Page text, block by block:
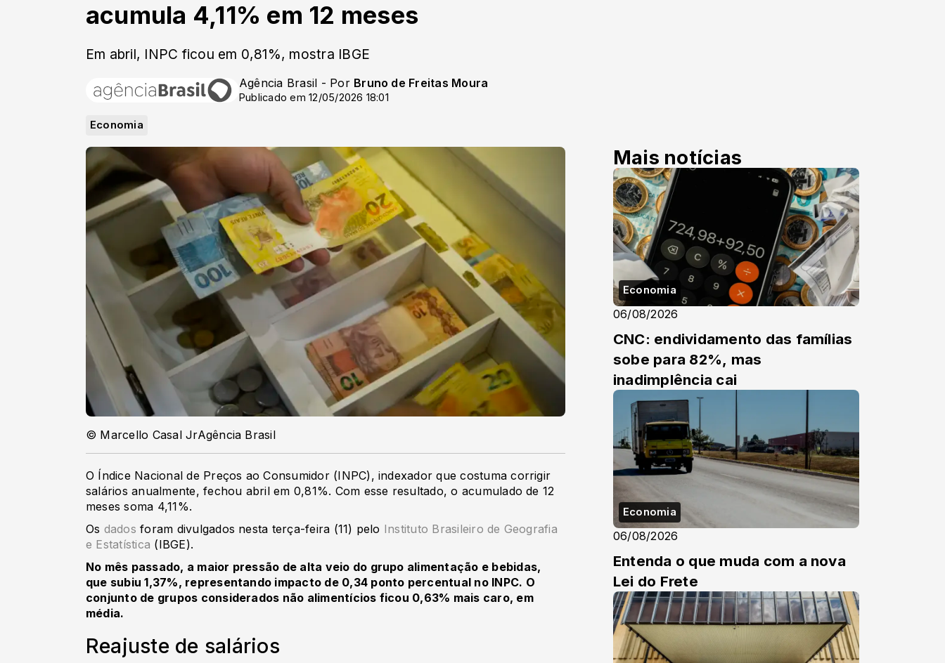
acumula 4,11% em 12 meses
Em abril, INPC ficou em 0,81%, mostra IBGE
Agência Brasil - Por Bruno de Freitas Moura
Publicado em 12/05/2026 18:01
Economia
© Marcello Casal JrAgência Brasil
O Índice Nacional de Preços ao Consumidor (INPC), indexador que costuma corrigir
salários anualmente, fechou abril em 0,81%. Com esse resultado, o acumulado de 12
meses soma 4,11%.
Os dados foram divulgados nesta terça-feira (11) pelo Instituto Brasileiro de Geografia
e Estatística (IBGE).
No mês passado, a maior pressão de alta veio do grupo alimentação e bebidas,
que subiu 1,37%, representando impacto de 0,34 ponto percentual no INPC. O
conjunto de grupos considerados não alimentícios ficou 0,63% mais caro, em
média.
Reajuste de salários
Mais notícias
Economia
06/08/2026
CNC: endividamento das famílias
sobe para 82%, mas
inadimplência cai
Economia
06/08/2026
Entenda o que muda com a nova
Lei do Frete